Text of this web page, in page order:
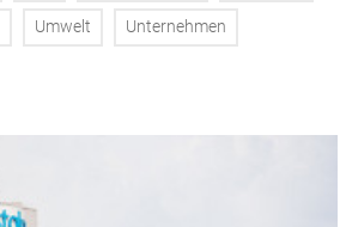
Umwelt Unternehmen